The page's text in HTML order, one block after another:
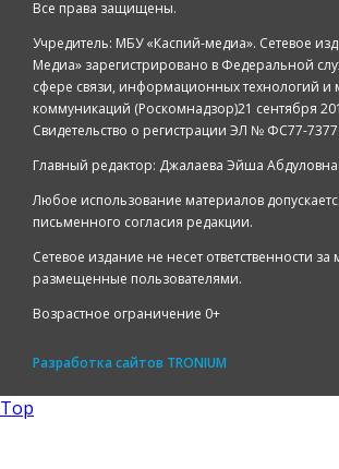
Все права защищены.
Учредитель: МБУ «Каспий-медиа». Сетевое
Медиа» зарегистрировано в Федеральной
сфере связи, информационных технологий и
коммуникаций (Роскомнадзор)21 сентября
Свидетельство о регистрации ЭЛ № ФС77-
Главный редактор: Джалаева Эйша Абдуловна
Любое использование материалов
письменного согласия редакции.
Сетевое издание не несет ответственности за
размещенные пользователями.
Возрастное ограничение 0+
Разработка сайтов TRONIUM
Top